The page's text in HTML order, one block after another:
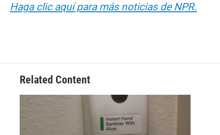
Haga clic aquí para más noticias de NPR.
Related Content